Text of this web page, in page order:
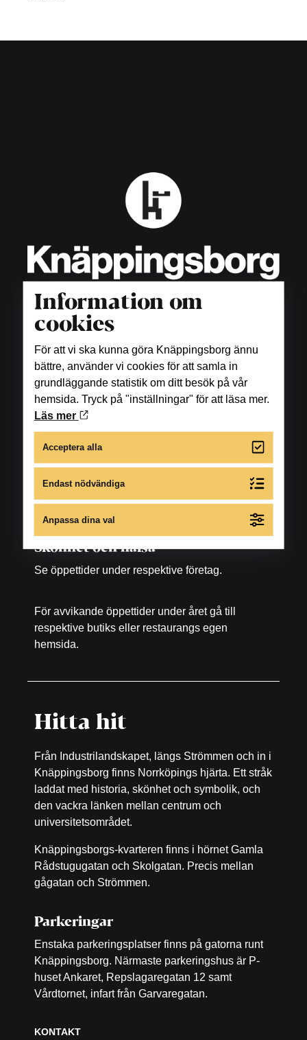
Öppettider
Butiker
Måndag-fredag: 10.00-18.00
Lördag: 10.00-16.00
Matställen
Se öppettider under respektive restaurang, bar
Skönhet och hälsa
Se öppettider under respektive företag.
För avvikande öppettider under året gå till
respektive butiks eller restaurangs egen
hemsida.
Hitta hit
Från Industrilandskapet, längs Strömmen och in i
Knäppingsborg finns Norrköpings hjärta. Ett stråk
laddat med historia, skönhet och symbolik, och
den vackra länken mellan centrum och
universitetsområdet.
Knäppingsborgs-kvarteren finns i hörnet Gamla
Rådstugugatan och Skolgatan. Precis mellan
gågatan och Strömmen.
Parkeringar
Enstaka parkeringsplatser finns på gatorna runt
Knäppingsborg. Närmaste parkeringshus är P-
huset Ankaret, Repslagaregatan 12 samt
Vårdtornet, infart från Garvaregatan.
KONTAKT
Information om
cookies
För att vi ska kunna göra Knäppingsborg ännu
bättre, använder vi cookies för att samla in
grundläggande statistik om ditt besök på vår
hemsida. Tryck på "inställningar" för att läsa mer.
Läs mer
Acceptera alla
Endast nödvändiga
Anpassa dina val